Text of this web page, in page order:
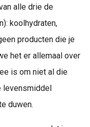
alle drie de
koolhydraten,
producten die je
het er allemaal over
is om niet al die
duwen.